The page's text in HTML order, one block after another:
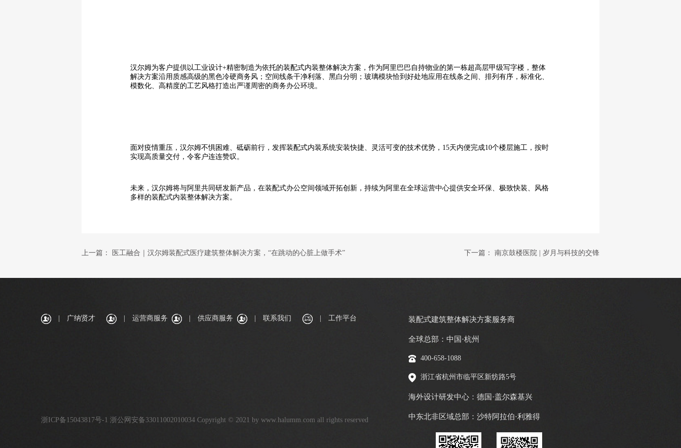
汉尔姆为客户提供以工业设计+精密制造为依托的装配式内装整体解决方案，作为阿里巴巴自持物业的第一栋超高层甲级写字楼，整体
解决方案沿用质感高级的黑色冷硬商务风；空间线条干净利落、黑白分明；玻璃模块恰到好处地应用在线条之间、排列有序，标准化、
模数化、高精度的工艺风格打造出严谨周密的商务办公环境。
面对疫情重压，汉尔姆不惧困难、砥砺前行，发挥装配式内装系统安装快捷、灵活可变的技术优势，15天内便完成10个楼层施工，按时
实现高质量交付，令客户连连赞叹。
未来，汉尔姆将与阿里共同研发新产品，在装配式办公空间领域开拓创新，持续为阿里在全球运营中心提供安全环保、极致快装、风格
多样的装配式内装整体解决方案。
上一篇： 医工融合｜汉尔姆装配式医疗建筑整体解决方案，“在跳动的心脏上做手术” 下一篇： 南京鼓楼医院 | 岁月与科技的交锋
广纳贤才 运营商服务 供应商服务 联系我们 工作平台
浙ICP备15043817号-1 浙公网安备33011002010034Copyright © 2021 by www.halumm.com all rights reserved
装配式建筑整体解决方案服务商
全球总部：中国·杭州
400-658-1088
浙江省杭州市临平区新纺路5号
海外设计研发中心：德国·盖尔森基兴
中东北非区域总部：沙特阿拉伯·利雅得